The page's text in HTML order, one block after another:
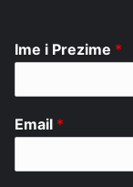
Ime i Prezime *
Email *